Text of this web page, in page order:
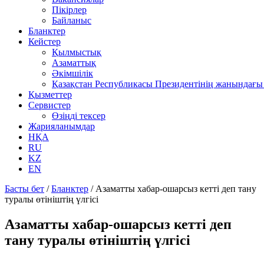
Пікірлер
Байланыс
Бланктер
Кейстер
Қылмыстық
Азаматтық
Әкімшілік
Қазақстан Республикасы Президентінің
Қызметтер
Сервистер
Өзіңді тексер
Жарияланымдар
НҚА
RU
KZ
EN
Басты бет /Бланктер / Азаматты хабар-ошарсыз кетті деп тану
туралы өтініштің үлгісі
Азаматты хабар-ошарсыз кетті деп
тану туралы өтініштің үлгісі